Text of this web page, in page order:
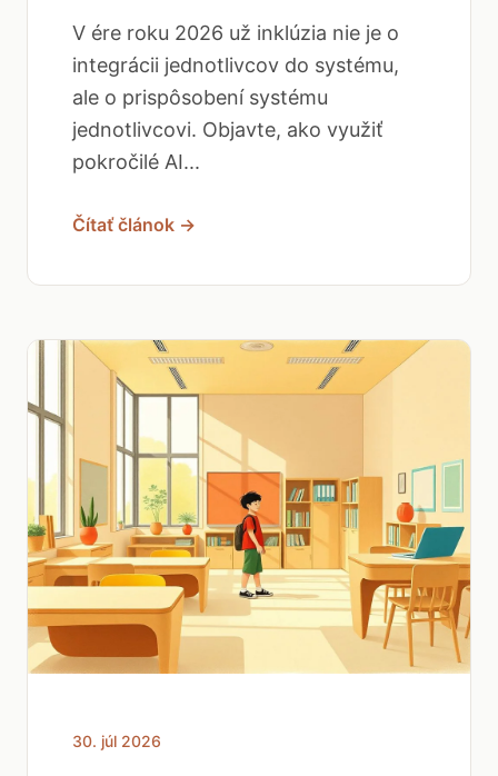
V ére roku 2026 už inklúzia nie je o
integrácii jednotlivcov do systému,
ale o prispôsobení systému
jednotlivcovi. Objavte, ako využiť
pokročilé AI...
Čítať článok →
30. júl 2026